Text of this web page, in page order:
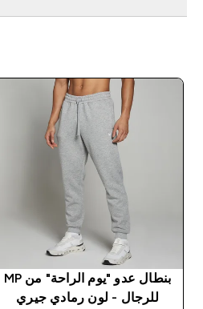
بنطال عدو "يوم الراحة" من MP
للرجال - لون رمادي جيري